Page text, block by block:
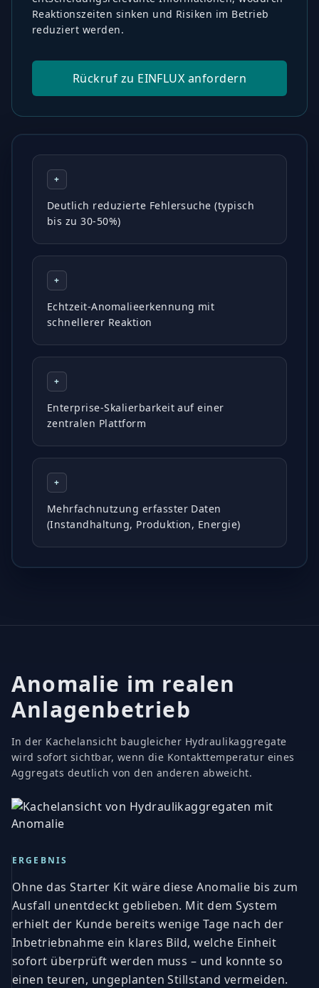
Reaktionszeiten sinken und Risiken im Betrieb
reduziert werden.
Rückruf zu EINFLUX anfordern
+
Deutlich reduzierte Fehlersuche (typisch
bis zu 30-50%)
+
Echtzeit-Anomalieerkennung mit
schnellerer Reaktion
+
Enterprise-Skalierbarkeit auf einer
zentralen Plattform
+
Mehrfachnutzung erfasster Daten
(Instandhaltung, Produktion, Energie)
Anomalie im realen
Anlagenbetrieb
In der Kachelansicht baugleicher Hydraulikaggregate
wird sofort sichtbar, wenn die Kontakttemperatur eines
Aggregats deutlich von den anderen abweicht.
ERGEBNIS
Ohne das Starter Kit wäre diese Anomalie bis zum
Ausfall unentdeckt geblieben. Mit dem System
erhielt der Kunde bereits wenige Tage nach der
Inbetriebnahme ein klares Bild, welche Einheit
sofort überprüft werden muss – und konnte so
einen teuren, ungeplanten Stillstand vermeiden.